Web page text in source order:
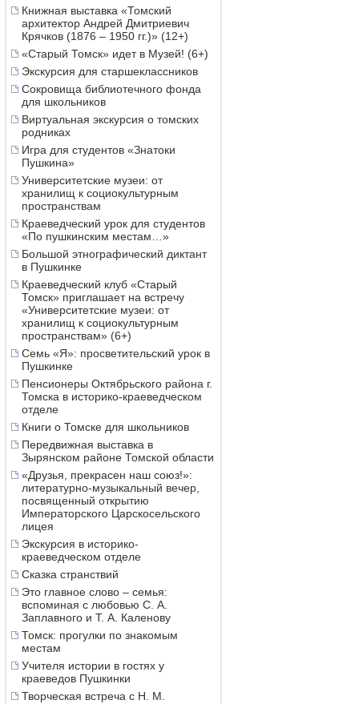
Книжная выставка «Томский
архитектор Андрей Дмитриевич
Крячков (1876 – 1950 гг.)» (12+)
«Старый Томск» идет в Музей! (6+)
Экскурсия для старшеклассников
Сокровища библиотечного фонда
для школьников
Виртуальная экскурсия о томских
родниках
Игра для студентов «Знатоки
Пушкина»
Университетские музеи: от
хранилищ к социокультурным
пространствам
Краеведческий урок для студентов
«По пушкинским местам…»
Большой этнографический диктант
в Пушкинке
Краеведческий клуб «Старый
Томск» приглашает на встречу
«Университетские музеи: от
хранилищ к социокультурным
пространствам» (6+)
Семь «Я»: просветительский урок в
Пушкинке
Пенсионеры Октябрьского района г.
Томска в историко-краеведческом
отделе
Книги о Томске для школьников
Передвижная выставка в
Зырянском районе Томской области
«Друзья, прекрасен наш союз!»:
литературно-музыкальный вечер,
посвященный открытию
Императорского Царскосельского
лицея
Экскурсия в историко-
краеведческом отделе
Сказка странствий
Это главное слово – семья:
вспоминая с любовью С. А.
Заплавного и Т. А. Каленову
Томск: прогулки по знакомым
местам
Учителя истории в гостях у
краеведов Пушкинки
Творческая встреча с Н. М.